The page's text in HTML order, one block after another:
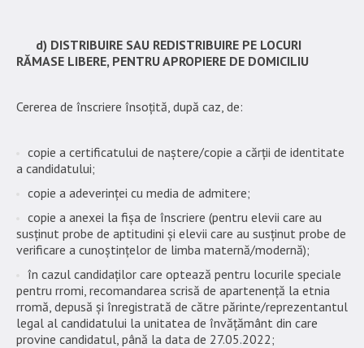
d) DISTRIBUIRE SAU REDISTRIBUIRE PE LOCURI
RĂMASE LIBERE, PENTRU APROPIERE DE DOMICILIU
Cererea de înscriere însoțită, după caz, de:
copie a certificatului de naștere/copie a cărții de identitate
a candidatului;
copie a adeverinței cu media de admitere;
copie a anexei la fișa de înscriere (pentru elevii care au
susținut probe de aptitudini și elevii care au susținut probe de
verificare a cunoștințelor de limba maternă/modernă);
în cazul candidaților care optează pentru locurile speciale
pentru rromi, recomandarea scrisă de apartenență la etnia
rromă, depusă și înregistrată de către părinte/reprezentantul
legal al candidatului la unitatea de învățământ din care
provine candidatul, până la data de 27.05.2022;